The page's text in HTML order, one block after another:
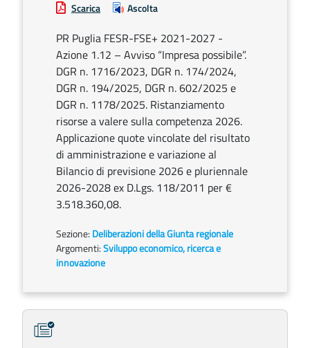
Scarica Ascolta
PR Puglia FESR-FSE+ 2021-2027 -
Azione 1.12 – Avviso “Impresa possibile”.
DGR n. 1716/2023, DGR n. 174/2024,
DGR n. 194/2025, DGR n. 602/2025 e
DGR n. 1178/2025. Ristanziamento
risorse a valere sulla competenza 2026.
Applicazione quote vincolate del risultato
di amministrazione e variazione al
Bilancio di previsione 2026 e pluriennale
2026-2028 ex D.Lgs. 118/2011 per €
3.518.360,08.
Sezione: Deliberazioni della Giunta regionale
Argomenti:Sviluppo economico, ricerca e
innovazione